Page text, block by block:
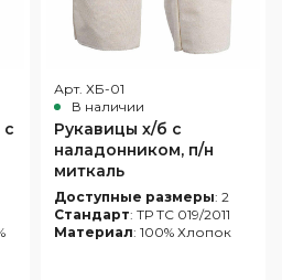
фартуки
Наколенники
Диэлектрические
изделия
высотных
работах
Арт. ХБ-01
В наличии
Рукавицы х/б с
наладонником, п/н
миткаль
Доступные размеры: 2
Стандарт: ТР ТС 019/2011
Материал: 100% Хлопок